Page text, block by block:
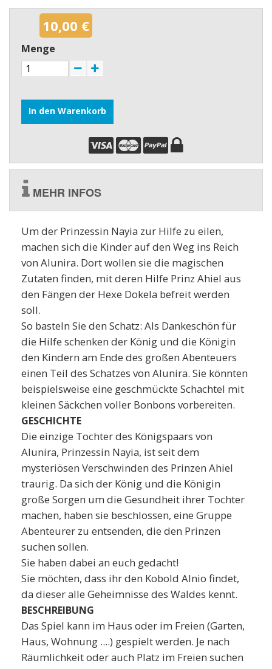
10,00 €
Menge
In den Warenkorb
MEHR INFOS
Um der Prinzessin Nayia zur Hilfe zu eilen,
machen sich die Kinder auf den Weg ins Reich
von Alunira. Dort wollen sie die magischen
Zutaten finden, mit deren Hilfe Prinz Ahiel aus
den Fängen der Hexe Dokela befreit werden
soll.
So basteln Sie den Schatz: Als Dankeschön für
die Hilfe schenken der König und die Königin
den Kindern am Ende des großen Abenteuers
einen Teil des Schatzes von Alunira. Sie könnten
beispielsweise eine geschmückte Schachtel mit
kleinen Säckchen voller Bonbons vorbereiten.
GESCHICHTE
Die einzige Tochter des Königspaars von
Alunira, Prinzessin Nayia, ist seit dem
mysteriösen Verschwinden des Prinzen Ahiel
traurig. Da sich der König und die Königin
große Sorgen um die Gesundheit ihrer Tochter
machen, haben sie beschlossen, eine Gruppe
Abenteurer zu entsenden, die den Prinzen
suchen sollen.
Sie haben dabei an euch gedacht!
Sie möchten, dass ihr den Kobold Alnio findet,
da dieser alle Geheimnisse des Waldes kennt.
BESCHREIBUNG
Das Spiel kann im Haus oder im Freien (Garten,
Haus, Wohnung ....) gespielt werden. Je nach
Räumlichkeit oder auch Platz im Freien suchen